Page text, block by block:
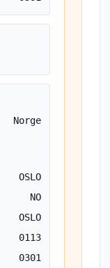
Norge
OSLO
NO
OSLO
0113
0301